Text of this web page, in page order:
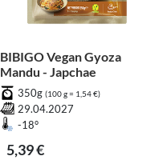
BIBIGO Vegan Gyoza
Mandu - Japchae
350g (100 g = 1,54 €)
29.04.2027
-18°
5,39 €